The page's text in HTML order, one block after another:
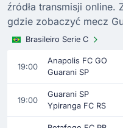
źródła transmisji online.
gdzie zobaczyć mecz
Brasileiro Serie C
19:00
Anapolis FC GO
Guarani SP
19:00
Guarani SP
Ypiranga FC RS